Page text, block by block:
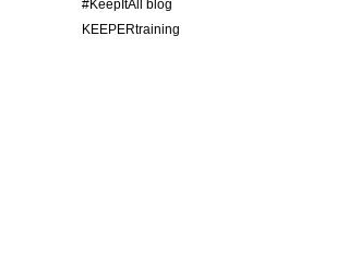
#KeepItAll blog
KEEPERtraining